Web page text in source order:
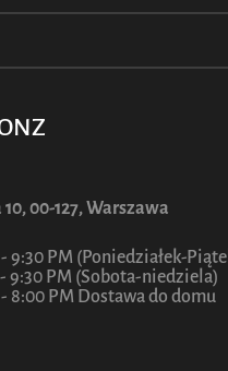
MASZ
00-127, Warszawa
9:30 PM (Poniedziałek-
9:30 PM (Sobota-niedziela)
8:00 PM Dostawa do domu